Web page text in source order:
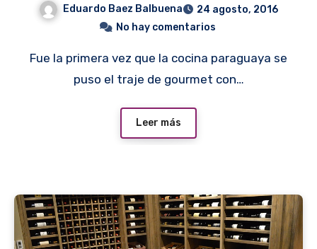
Eduardo Baez Balbuena
24 agosto, 2016
No hay comentarios
Fue la primera vez que la cocina paraguaya se
puso el traje de gourmet con…
Leer más